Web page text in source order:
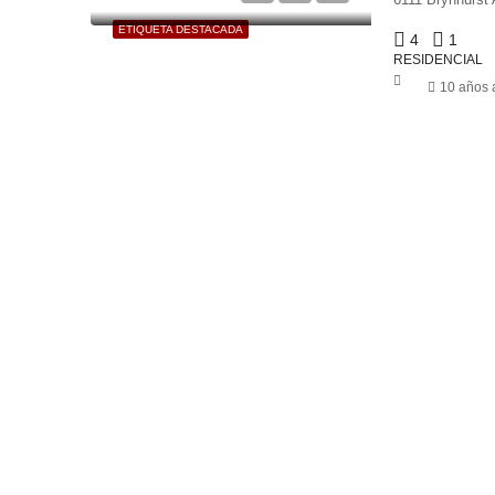
ETIQUETA DESTACADA
4 1
RESIDENCIAL
10 años